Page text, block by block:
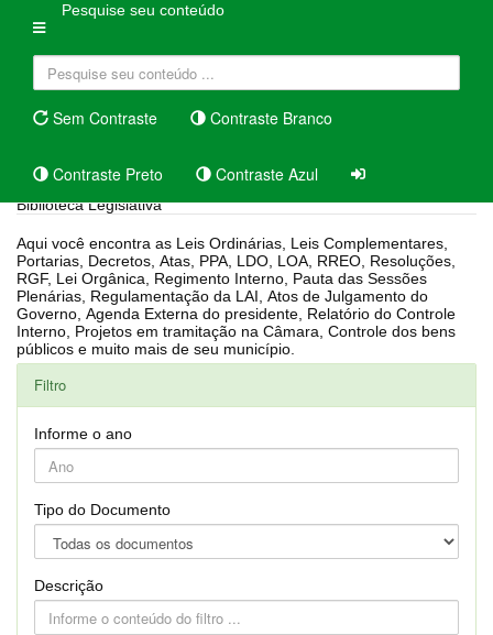
Pesquise seu conteúdo
Sem Contraste Contraste Branco
Contraste Preto Contraste Azul
Biblioteca Legislativa
Aqui você encontra as Leis Ordinárias, Leis Complementares,
Portarias, Decretos, Atas, PPA, LDO, LOA, RREO, Resoluções,
RGF, Lei Orgânica, Regimento Interno, Pauta das Sessões
Plenárias, Regulamentação da LAI, Atos de Julgamento do
Governo, Agenda Externa do presidente, Relatório do Controle
Interno, Projetos em tramitação na Câmara, Controle dos bens
públicos e muito mais de seu município.
Filtro
Informe o ano
Tipo do Documento
Descrição